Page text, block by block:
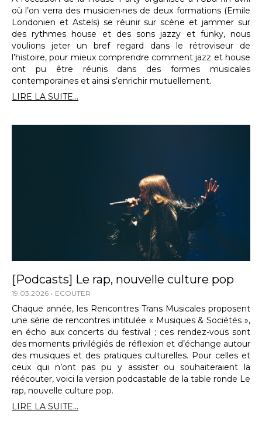
où l’on verra des musicien·nes de deux formations (Emile
Londonien et Astels) se réunir sur scène et jammer sur
des rythmes house et des sons jazzy et funky, nous
voulions jeter un bref regard dans le rétroviseur de
l’histoire, pour mieux comprendre comment jazz et house
ont pu être réunis dans des formes musicales
contemporaines et ainsi s’enrichir mutuellement.
LIRE LA SUITE...
[Podcasts] Le rap, nouvelle culture pop
19.03.2026 ECOUTER
Chaque année, les Rencontres Trans Musicales proposent
une série de rencontres intitulée « Musiques & Sociétés »,
en écho aux concerts du festival ; ces rendez-vous sont
des moments privilégiés de réflexion et d’échange autour
des musiques et des pratiques culturelles. Pour celles et
ceux qui n’ont pas pu y assister ou souhaiteraient la
réécouter, voici la version podcastable de la table ronde Le
rap, nouvelle culture pop.
LIRE LA SUITE...